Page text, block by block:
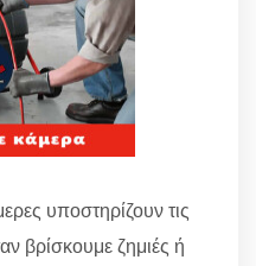
υποστηρίζουν τις
βρίσκουμε ζημιές ή